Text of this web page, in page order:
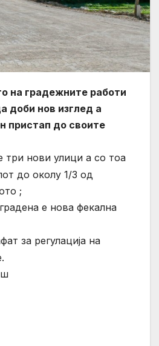
на градежните работи
доби нов изглед а
пристап до своите
три нови улици а со тоа
до околу 1/3 од
;
е нова фекална
за регулација на